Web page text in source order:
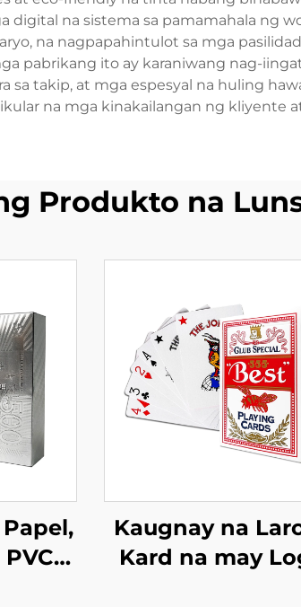
na sistema sa pamamahala ng
na nagpapahintulot sa mga
pabrikang ito ay karaniwang nag-
sa takip, at mga espesyal na huling
na mga kinakailangan ng kliyente
Produkto na
Kaugnay na
Kard na may